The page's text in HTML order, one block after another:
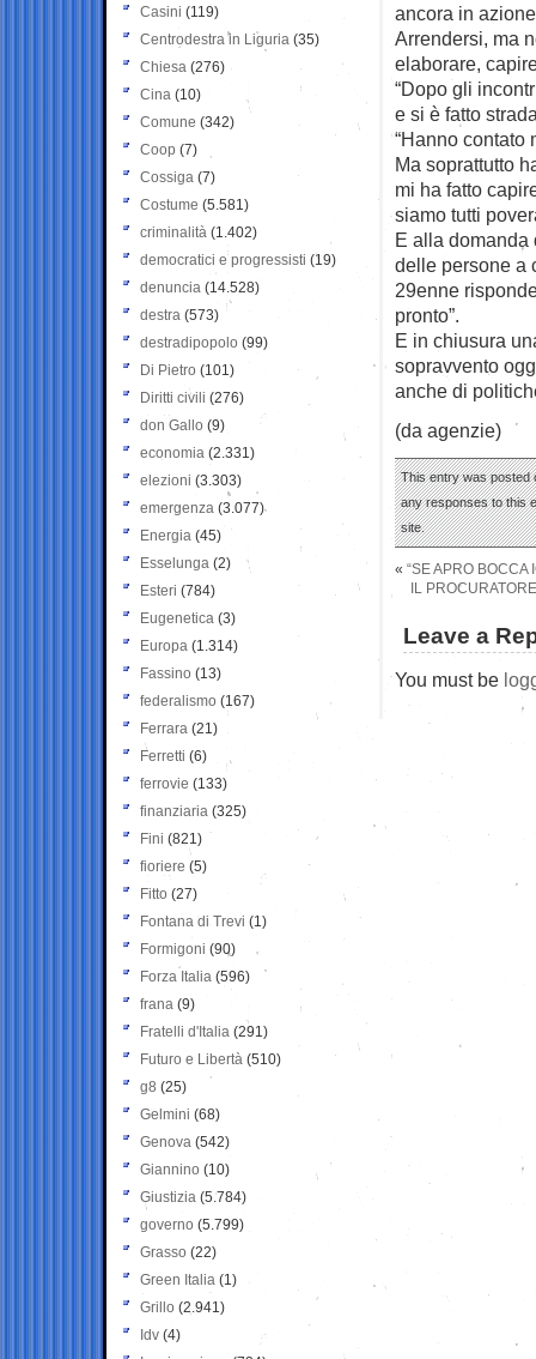
ancora in
Arrendersi, ma
elaborare,
“Dopo gli
e si è fatto
“Hanno contato
Ma soprattutto
mi ha fatto
siamo tutti
E alla domanda
delle persone a
29enne
pronto”.
E in chiusura
sopravvento
anche di
(da agenzie)
This entry was posted
any responses to this
site.
« “SE APRO BOCCA
IL
Leave a
You must be
Casini (119)
Centrodestra in Liguria (35)
Chiesa (276)
Cina (10)
Comune (342)
Coop (7)
Cossiga (7)
Costume (5.581)
criminalità (1.402)
democratici e progressisti (19)
denuncia (14.528)
destra (573)
destradipopolo (99)
Di Pietro (101)
Diritti civili (276)
don Gallo (9)
economia (2.331)
elezioni (3.303)
emergenza (3.077)
Energia (45)
Esselunga (2)
Esteri (784)
Eugenetica (3)
Europa (1.314)
Fassino (13)
federalismo (167)
Ferrara (21)
Ferretti (6)
ferrovie (133)
finanziaria (325)
Fini (821)
fioriere (5)
Fitto (27)
Fontana di Trevi (1)
Formigoni (90)
Forza Italia (596)
frana (9)
Fratelli d'Italia (291)
Futuro e Libertà (510)
g8 (25)
Gelmini (68)
Genova (542)
Giannino (10)
Giustizia (5.784)
governo (5.799)
Grasso (22)
Green Italia (1)
Grillo (2.941)
Idv (4)